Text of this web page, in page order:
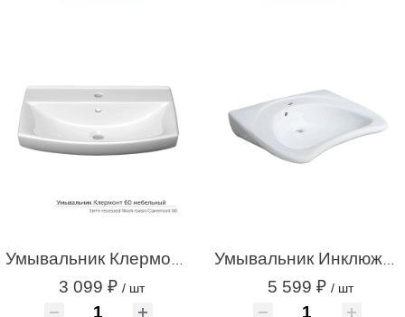
3 099 ₽ / шт 5 599 ₽ / шт